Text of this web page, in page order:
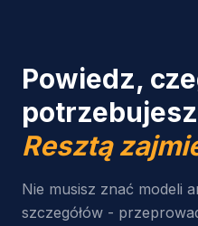
Powiedz,
Resztą
Nie musisz znać modeli
szczegółów -